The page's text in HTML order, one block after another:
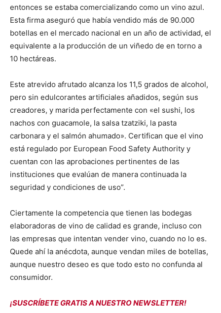
entonces se estaba comercializando como un vino azul.
Esta firma aseguró que había vendido más de 90.000
botellas en el mercado nacional en un año de actividad, el
equivalente a la producción de un viñedo de en torno a
10 hectáreas.
Este atrevido afrutado alcanza los 11,5 grados de alcohol,
pero sin edulcorantes artificiales añadidos, según sus
creadores, y marida perfectamente con «el sushi, los
nachos con guacamole, la salsa tzatziki, la pasta
carbonara y el salmón ahumado». Certifican que el vino
está regulado por European Food Safety Authority y
cuentan con las aprobaciones pertinentes de las
instituciones que evalúan de manera continuada la
seguridad y condiciones de uso”.
Ciertamente la competencia que tienen las bodegas
elaboradoras de vino de calidad es grande, incluso con
las empresas que intentan vender vino, cuando no lo es.
Quede ahí la anécdota, aunque vendan miles de botellas,
aunque nuestro deseo es que todo esto no confunda al
consumidor.
¡SUSCRÍBETE GRATIS A NUESTRO NEWSLETTER!